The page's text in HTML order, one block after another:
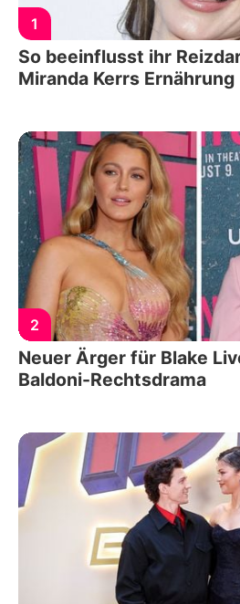
1
So beeinflusst ihr
Miranda Kerrs Ernährung
2
Neuer Ärger für Blake
Baldoni-Rechtsdrama